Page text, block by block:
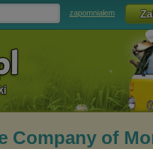
zapomniałem
Company of